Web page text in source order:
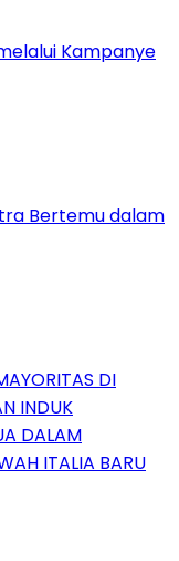
Kampanye
Bertemu dalam
DI
INDUK
DALAM
ITALIA BARU